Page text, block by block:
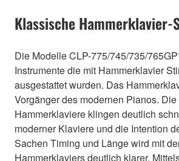
Klassische Hammerklavier-
Die Modelle CLP-775/745/735/
Instrumente die mit Hammerklavier
ausgestattet wurden. Das
Vorgänger des modernen Pianos.
Hammerklaviere klingen deutlich
moderner Klaviere und die Intention
Sachen Timing und Länge wird mit
Hammerklaviers deutlich klarer.